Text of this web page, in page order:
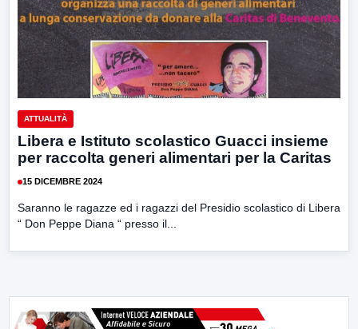
ATTUALITÀ
Libera e Istituto scolastico Guacci insieme
per raccolta generi alimentari per la Caritas
15 DICEMBRE 2024
Saranno le ragazze ed i ragazzi del Presidio scolastico di Libera
“ Don Peppe Diana “ presso il...